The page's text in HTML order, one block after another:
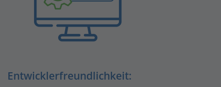
Entwicklerfreundlichkeit: